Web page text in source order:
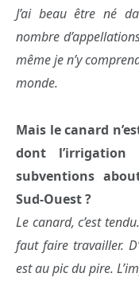
J’ai beau être né
nombre
même je n’y
monde.
Mais le canard
dont l’irrigation
subventions
Sud-Ouest ?
Le canard, c’est
faut faire travailler.
est au pic du pire.